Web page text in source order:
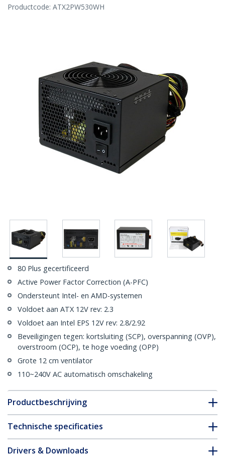
Productcode: ATX2PW530WH
80 Plus gecertificeerd
Active Power Factor Correction (A-PFC)
Ondersteunt Intel- en AMD-systemen
Voldoet aan ATX 12V rev: 2.3
Voldoet aan Intel EPS 12V rev: 2.8/2.92
Beveiligingen tegen: kortsluiting (SCP), overspanning (OVP),
overstroom (OCP), te hoge voeding (OPP)
Grote 12 cm ventilator
110~240V AC automatisch omschakeling
Productbeschrijving
Technische specificaties
Drivers & Downloads